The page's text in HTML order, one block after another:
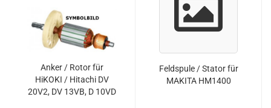
Anker / Rotor für
HiKOKI / Hitachi DV
20V2, DV 13VB, D 10VD
Feldspule / Stator für
MAKITA HM1400